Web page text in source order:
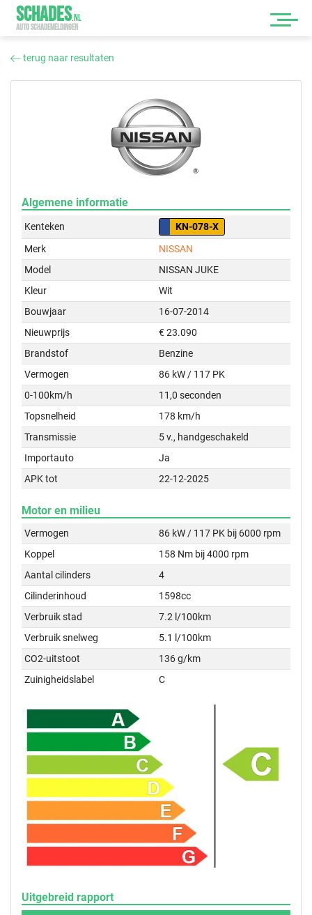
SCHADES.NL
AUTO SCHADEMELDINGEN
terug naar resultaten
Algemene informatie
Kenteken
KN-078-X
Merk
NISSAN
Model
NISSAN JUKE
Kleur
Wit
Bouwjaar
16-07-2014
Nieuwprijs
€ 23.090
Brandstof
Benzine
Vermogen
86 kW / 117 PK
0-100km/h
11,0 seconden
Topsnelheid
178 km/h
Transmissie
5 v., handgeschakeld
Importauto
Ja
APK tot
22-12-2025
Motor en milieu
Vermogen
86 kW / 117 PK bij 6000 rpm
Koppel
158 Nm bij 4000 rpm
Aantal cilinders
4
Cilinderinhoud
1598cc
Verbruik stad
7.2 l/100km
Verbruik snelweg
5.1 l/100km
CO2-uitstoot
136 g/km
Zuinigheidslabel
C
Uitgebreid rapport